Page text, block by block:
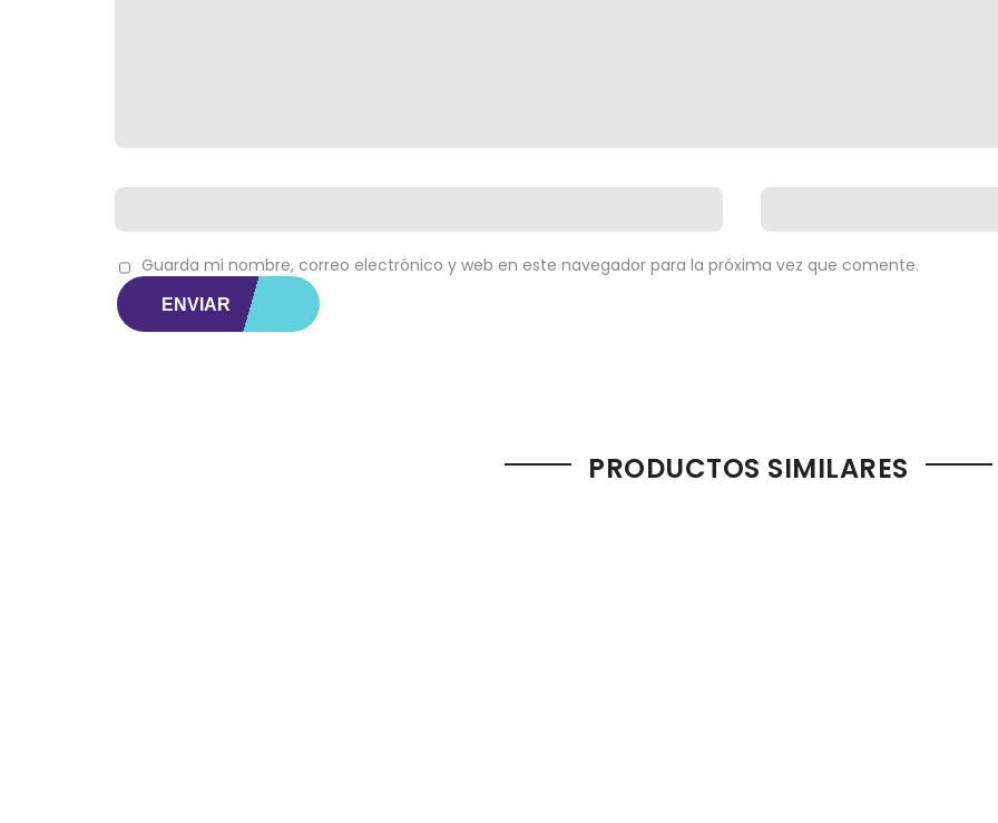
Guarda mi nombre, correo electrónico y web en este navegador para la próxima vez que comente.
PRODUCTOS SIMILARES